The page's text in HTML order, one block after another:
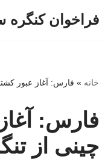
فراخوان کنگره
خانه » فارس: آغاز عبور
فارس:
چینی از